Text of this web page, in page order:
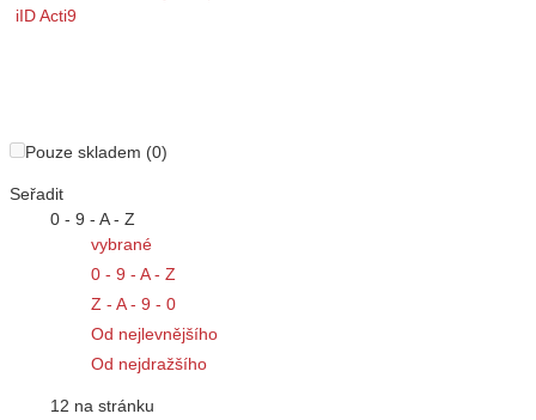
Pouze skladem (0)
Seřadit
0 - 9 - A - Z
vybrané
0 - 9 - A - Z
Z - A - 9 - 0
Od nejlevnějšího
Od nejdražšího
12 na stránku